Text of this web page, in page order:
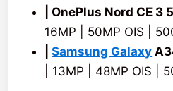
| OnePlus Nord CE 3
16MP | 50MP OIS |
|Samsung Galaxy
| 13MP | 48MP OIS |